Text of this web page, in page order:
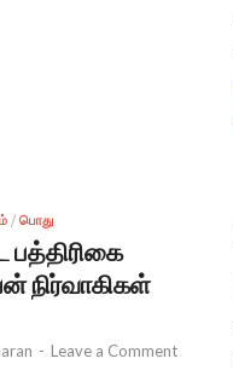
/ பொது
பத்திரிகை
நிர்வாகிகள்
- Leave a Comment